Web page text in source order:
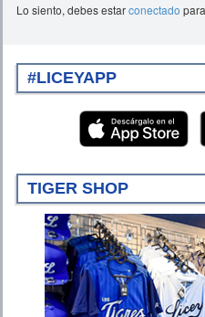
Lo siento, debes estarconectado
#LICEYAPP
TIGER SHOP